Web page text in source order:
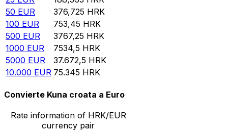
50 EUR 376,725 HRK
100 EUR 753,45 HRK
500 EUR 3767,25 HRK
1000 EUR 7534,5 HRK
5000 EUR 37.672,5 HRK
10.000 EUR 75.345 HRK
Convierte Kuna croata a Euro
Rate information of HRK/EUR
currency pair